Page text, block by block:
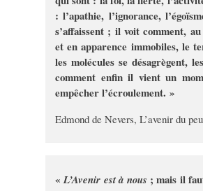
: l’apathie, l’ignorance,
s’affaissent ; il voit comment,
et en apparence immobiles, le
les molécules se désagrègent,
comment enfin il vient un
empêcher l’écroulement. »
Edmond de Nevers, L’avenir du
«L’Avenir est à nous ; mais il